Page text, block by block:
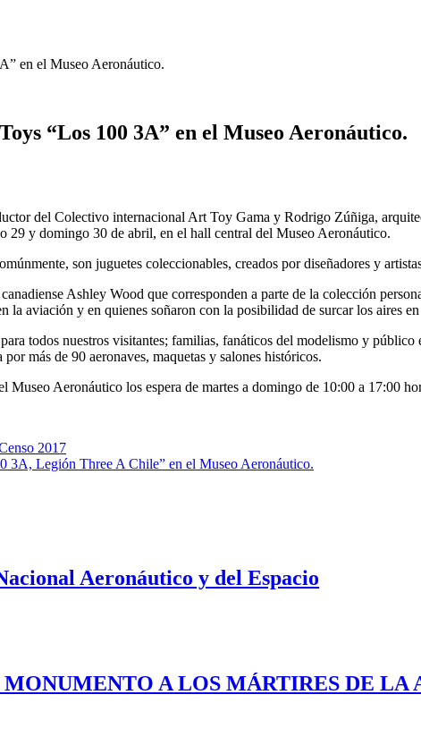
en el Museo Aeronáutico.
“Los 100 3A” en el Museo Aeronáutico.
del Colectivo internacional Art Toy Gama y Rodrigo Zúñiga,
29 y domingo 30 de abril, en el hall central del Museo Aeronáutico.
son juguetes coleccionables, creados por diseñadores y
Ashley Wood que corresponden a parte de la colección
la aviación y en quienes soñaron con la posibilidad de surcar los aires
todos nuestros visitantes; familias, fanáticos del modelismo y
más de 90 aeronaves, maquetas y salones históricos.
Museo Aeronáutico los espera de martes a domingo de 10:00 a 17:00
2017
3A, Legión Three A Chile” en el Museo Aeronáutico.
Aeronáutico y del Espacio
A LOS MÁRTIRES DE LA